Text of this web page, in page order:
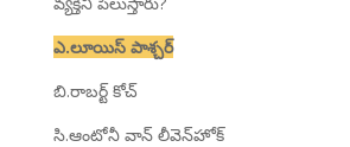
ఎ.లూయిస్ పాశ్చర్
బి.రాబర్ట్ కోచ్
సి.ఆంటోనీ వాన్ లీవెన్‌హోక్